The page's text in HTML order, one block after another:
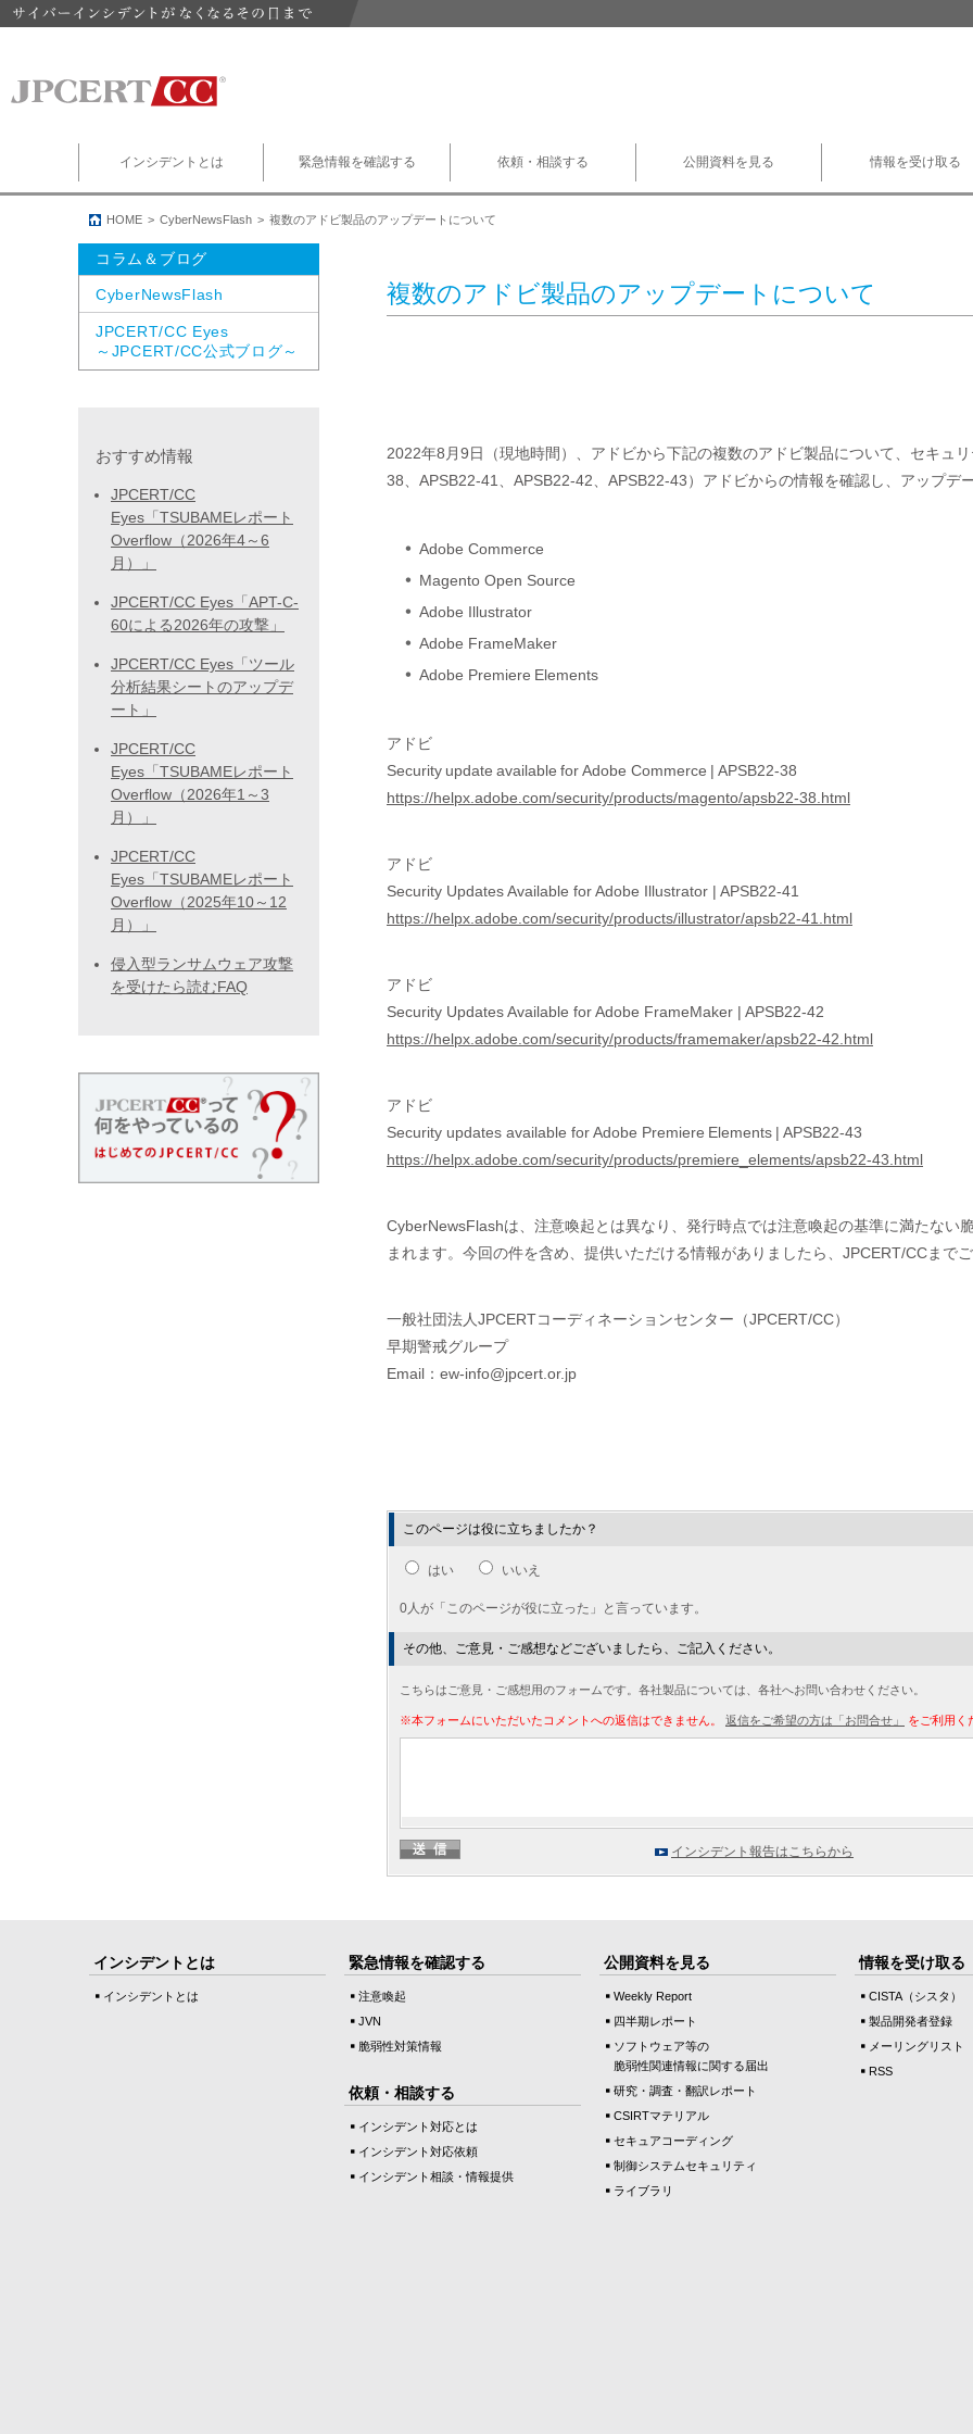
インシデントとは 緊急情報を確認する 依頼・相談する 公開資料を見る 情報を受け取る
HOME CyberNewsFlash 複数のアドビ製品のアップデートについて
複数のアドビ製品のアップデートについて
2022年8月9日（現地時間）、アドビから下記の複数のアドビ製品について、セキュ
38、APSB22-41、APSB22-42、APSB22-43）アドビからの情報を確認し、アップデ
Adobe Commerce
Magento Open Source
Adobe Illustrator
Adobe FrameMaker
Adobe Premiere Elements
アドビ
Security update available for Adobe Commerce | APSB22-38
https://helpx.adobe.com/security/products/magento/apsb22-38.html
アドビ
Security Updates Available for Adobe Illustrator | APSB22-41
https://helpx.adobe.com/security/products/illustrator/apsb22-41.html
アドビ
Security Updates Available for Adobe FrameMaker | APSB22-42
https://helpx.adobe.com/security/products/framemaker/apsb22-42.html
アドビ
Security updates available for Adobe Premiere Elements | APSB22-43
https://helpx.adobe.com/security/products/premiere_elements/apsb22-43.html
CyberNewsFlashは、注意喚起とは異なり、発行時点では注意喚起の基準に満たない
まれます。今回の件を含め、提供いただける情報がありましたら、JPCERT/CCまで
一般社団法人JPCERTコーディネーションセンター（JPCERT/CC）
早期警戒グループ
Email：ew-info@jpcert.or.jp
このページは役に立ちましたか？
はい いいえ
0人が「このページが役に立った」と言っています。
その他、ご意見・ご感想などございましたら、ご記入ください。
こちらはご意見・ご感想用のフォームです。各社製品については、各社へお問い合わせください。
※本フォームにいただいたコメントへの返信はできません。 返信をご希望の方は「お問合せ」 をご利用く
インシデント報告はこちらから
コラム＆ブログ
CyberNewsFlash
JPCERT/CC Eyes
～JPCERT/CC公式ブログ～
おすすめ情報
JPCERT/CC
Eyes「TSUBAMEレポート
Overflow（2026年4～6
月）」
JPCERT/CC Eyes「APT-C-
60による2026年の攻撃」
JPCERT/CC Eyes「ツール
分析結果シートのアップデ
ート」
JPCERT/CC
Eyes「TSUBAMEレポート
Overflow（2026年1～3
月）」
JPCERT/CC
Eyes「TSUBAMEレポート
Overflow（2025年10～12
月）」
侵入型ランサムウェア攻撃
を受けたら読むFAQ
インシデントとは
インシデントとは
緊急情報を確認する
注意喚起
JVN
脆弱性対策情報
依頼・相談する
インシデント対応とは
インシデント対応依頼
インシデント相談・情報提供
公開資料を見る
Weekly Report
四半期レポート
ソフトウェア等の
脆弱性関連情報に関する届出
研究・調査・翻訳レポート
CSIRTマテリアル
セキュアコーディング
制御システムセキュリティ
ライブラリ
情報を受け取る
CISTA（シスタ）
製品開発者登録
メーリングリスト
RSS